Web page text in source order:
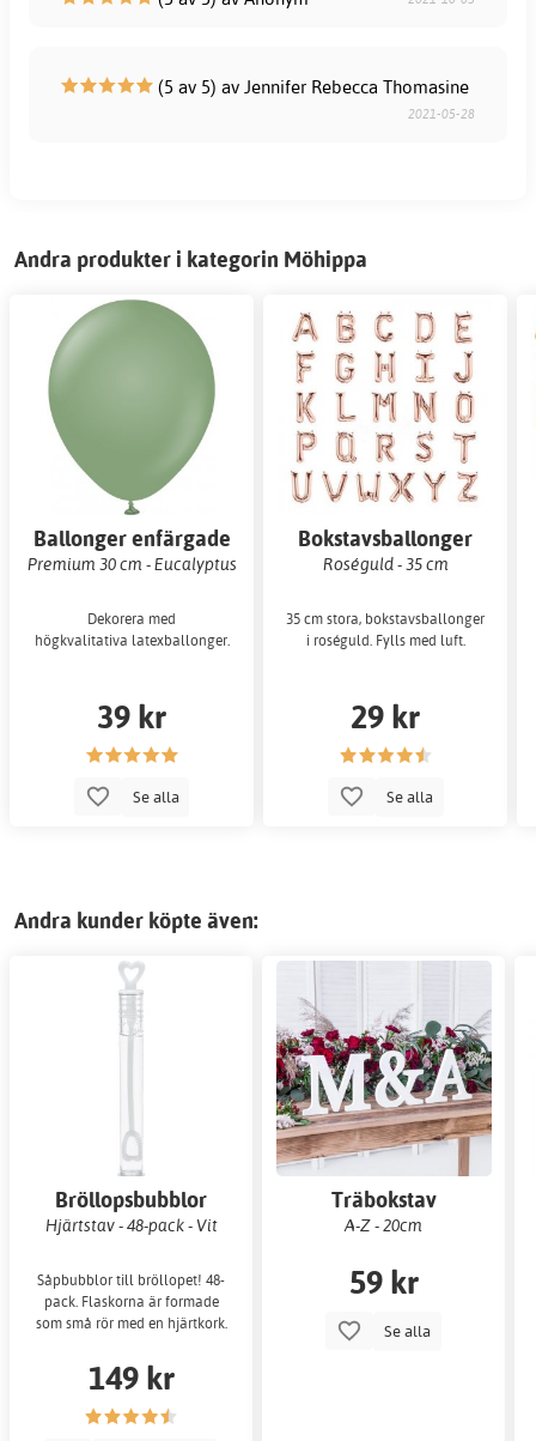
(5 av 5) av Jennifer Rebecca Thomasine
2021-05-28
Andra produkter i kategorin Möhippa
Ballonger enfärgade
Premium 30 cm - Eucalyptus
Dekorera med
högkvalitativa latexballonger.
39 kr
Se alla
Bokstavsballonger
Roséguld - 35 cm
35 cm stora, bokstavsballonger
i roséguld. Fylls med luft.
29 kr
Se alla
Andra kunder köpte även:
Bröllopsbubblor
Hjärtstav - 48-pack - Vit
Såpbubblor till bröllopet! 48-
pack. Flaskorna är formade
som små rör med en hjärtkork.
149 kr
Träbokstav
A-Z - 20cm
59 kr
Se alla